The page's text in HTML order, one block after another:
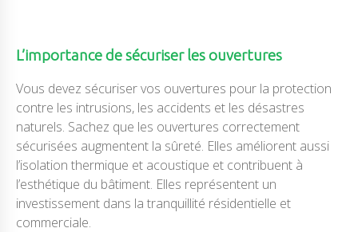
L’importance de sécuriser les ouvertures
Vous devez sécuriser vos ouvertures pour la protection
contre les intrusions, les accidents et les désastres
naturels. Sachez que les ouvertures correctement
sécurisées augmentent la sûreté. Elles améliorent aussi
l’isolation thermique et acoustique et contribuent à
l’esthétique du bâtiment. Elles représentent un
investissement dans la tranquillité résidentielle et
commerciale.